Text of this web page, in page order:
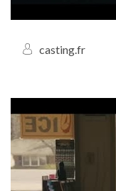
casting.fr